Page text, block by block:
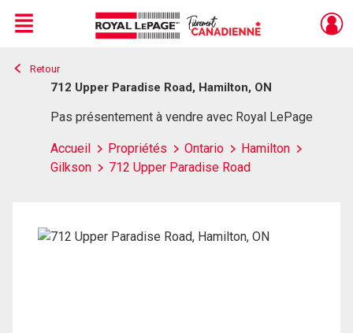
Live
En Direct
Menu
Retour
712 Upper Paradise Road, Hamilton, ON
Pas présentement à vendre avec Royal LePage
Accueil Propriétés Ontario
Hamilton
Gilkson
712 Upper Paradise Road